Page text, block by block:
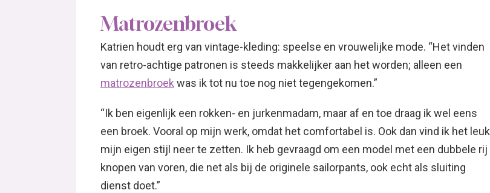
Matrozenbroek
Katrien houdt erg van vintage-kleding: speelse en vrouwelijke mode. “Het vinden
van retro-achtige patronen is steeds makkelijker aan het worden; alleen een
matrozenbroek was ik tot nu toe nog niet tegengekomen.”
“Ik ben eigenlijk een rokken- en jurkenmadam, maar af en toe draag ik wel eens
een broek. Vooral op mijn werk, omdat het comfortabel is. Ook dan vind ik het leuk
mijn eigen stijl neer te zetten. Ik heb gevraagd om een model met een dubbele rij
knopen van voren, die net als bij de originele sailorpants, ook echt als sluiting
dienst doet.”